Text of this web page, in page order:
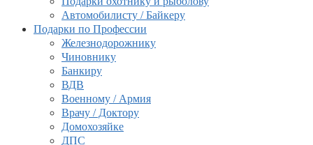
Автомобилисту / Байкеру
Подарки по Профессии
Железнодорожнику
Чиновнику
Банкиру
ВДВ
Военному / Армия
Врачу / Доктору
Домохозяйке
ДПС